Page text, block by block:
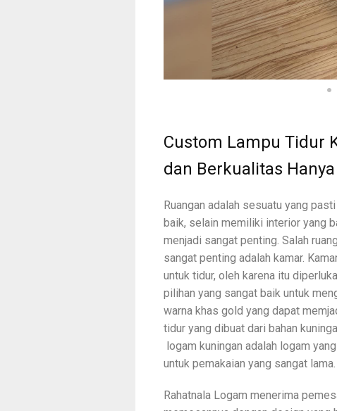
Custom Lampu Tidur
dan Berkualitas
Ruangan adalah sesuatu yang
baik, selain memiliki interior yang
menjadi sangat penting. Salah
sangat penting adalah kamar.
untuk tidur, oleh karena itu
pilihan yang sangat baik untuk
warna khas gold yang dapat
tidur yang dibuat dari bahan
logam kuningan adalah logam
untuk pemakaian yang sangat lama.
Rahatnala Logam menerima